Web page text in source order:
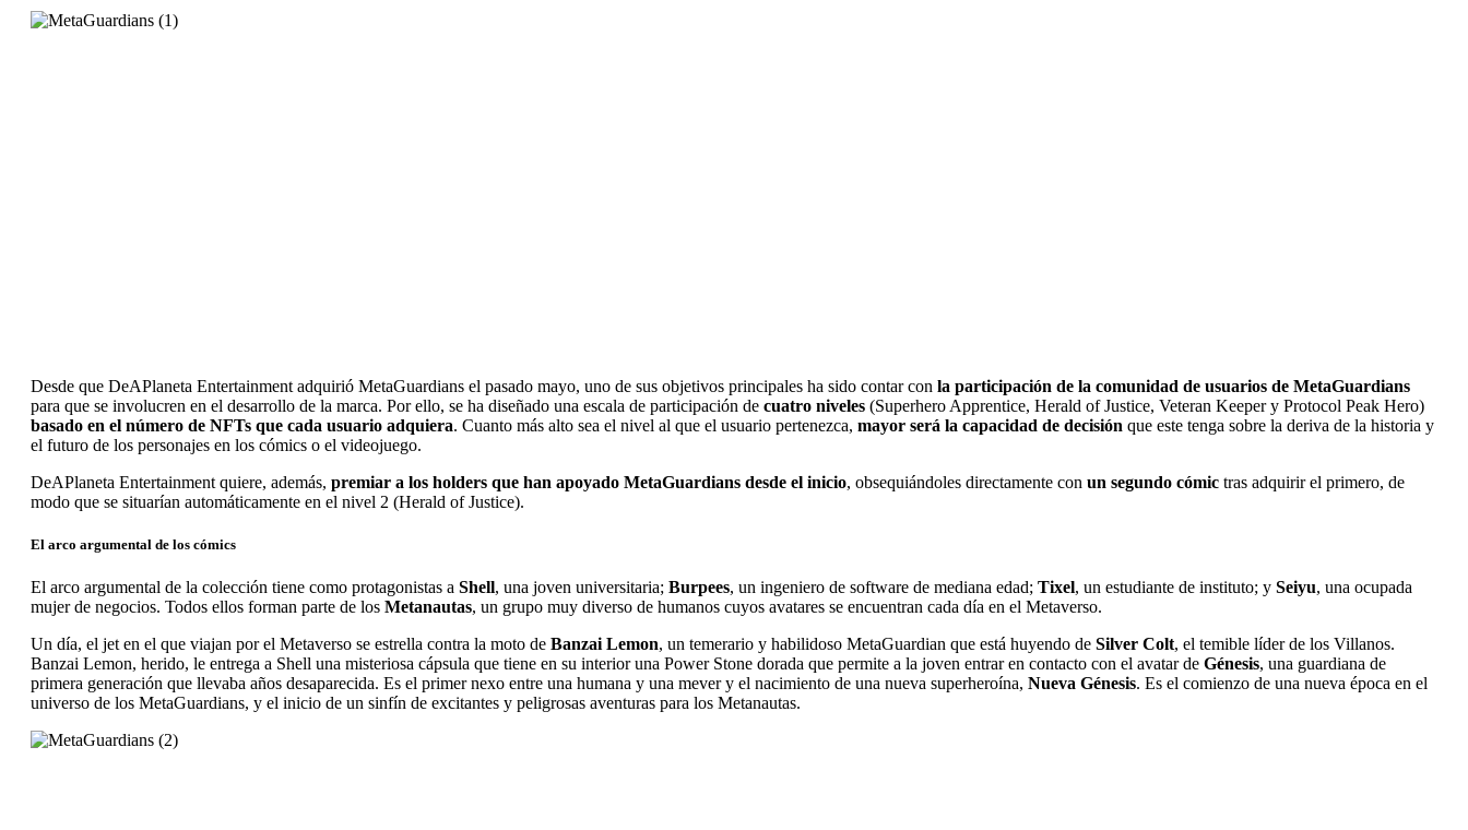
Desde que DeAPlaneta Entertainment adquirió MetaGuardians el pasado mayo, uno de sus objetivos principales ha sido contar con la participación de la comunidad de usuarios de MetaGuardians
para que se involucren en el desarrollo de la marca. Por ello, se ha diseñado una escala de participación de cuatro niveles (Superhero Apprentice, Herald of Justice, Veteran Keeper y Protocol Peak Hero)
basado en el número de NFTs que cada usuario adquiera. Cuanto más alto sea el nivel al que el usuario pertenezca, mayor será la capacidad de decisión que este tenga sobre la deriva de la historia y
el futuro de los personajes en los cómics o el videojuego.
DeAPlaneta Entertainment quiere, además, premiar a los holders que han apoyado MetaGuardians desde el inicio, obsequiándoles directamente con un segundo cómic tras adquirir el primero, de
modo que se situarían automáticamente en el nivel 2 (Herald of Justice).
El arco argumental de los cómics
El arco argumental de la colección tiene como protagonistas a Shell, una joven universitaria; Burpees, un ingeniero de software de mediana edad; Tixel, un estudiante de instituto; y Seiyu, una ocupada
mujer de negocios. Todos ellos forman parte de los Metanautas, un grupo muy diverso de humanos cuyos avatares se encuentran cada día en el Metaverso.
Un día, el jet en el que viajan por el Metaverso se estrella contra la moto de Banzai Lemon, un temerario y habilidoso MetaGuardian que está huyendo de Silver Colt, el temible líder de los Villanos.
Banzai Lemon, herido, le entrega a Shell una misteriosa cápsula que tiene en su interior una Power Stone dorada que permite a la joven entrar en contacto con el avatar de Génesis, una guardiana de
primera generación que llevaba años desaparecida. Es el primer nexo entre una humana y una mever y el nacimiento de una nueva superheroína, Nueva Génesis. Es el comienzo de una nueva época en el
universo de los MetaGuardians, y el inicio de un sinfín de excitantes y peligrosas aventuras para los Metanautas.